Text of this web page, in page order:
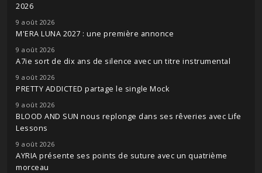
2026
9 août 2026
M'ERA LUNA 2027 : une première annonce
9 août 2026
A7ie sort de dix ans de silence avec un titre instrumental
9 août 2026
PRETTY ADDICTED partage le single Mock
9 août 2026
BLOOD AND SUN nous replonge dans ses rêveries avec Life
Lessons
9 août 2026
AYRIA présente ses points de suture avec un quatrième
morceau